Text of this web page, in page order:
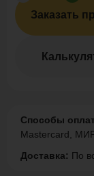
Заказать
Способы
Mastercard,
Доставка: По